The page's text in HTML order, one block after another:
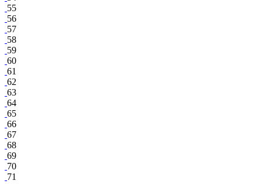
55
56
57
58
59
60
61
62
63
64
65
66
67
68
69
70
71